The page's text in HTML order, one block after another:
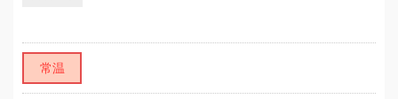
常温